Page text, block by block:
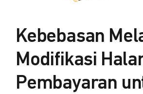
Kebebasan
Modifikasi
Pembayaran